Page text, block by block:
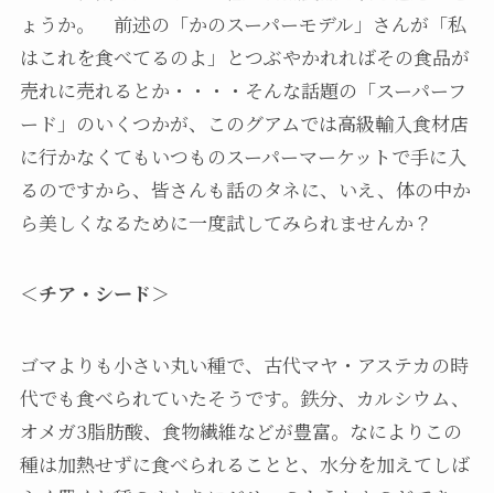
ょうか。 前述の「かのスーパーモデル」さんが「私
はこれを食べてるのよ」とつぶやかれればその食品が
売れに売れるとか・・・・そんな話題の「スーパーフ
ード」のいくつかが、このグアムでは高級輸入食材店
に行かなくてもいつものスーパーマーケットで手に入
るのですから、皆さんも話のタネに、いえ、体の中か
ら美しくなるために一度試してみられませんか？
＜チア・シード＞
ゴマよりも小さい丸い種で、古代マヤ・アステカの時
代でも食べられていたそうです。鉄分、カルシウム、
オメガ3脂肪酸、食物繊維などが豊富。なによりこの
種は加熱せずに食べられることと、水分を加えてしば